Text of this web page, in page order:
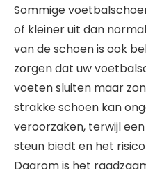
Sommige
of kleiner uit dan
van de schoen is ook
zorgen dat uw
voeten sluiten maar
strakke schoen kan
veroorzaken, terwijl
steun biedt en het
Daarom is het